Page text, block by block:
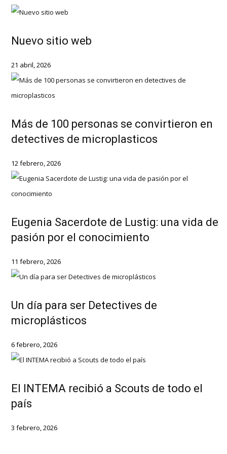
Nuevo sitio web
21 abril, 2026
Más de 100 personas se convirtieron en
detectives de microplasticos
12 febrero, 2026
Eugenia Sacerdote de Lustig: una vida de
pasión por el conocimiento
11 febrero, 2026
Un día para ser Detectives de
microplásticos
6 febrero, 2026
El INTEMA recibió a Scouts de todo el
país
3 febrero, 2026